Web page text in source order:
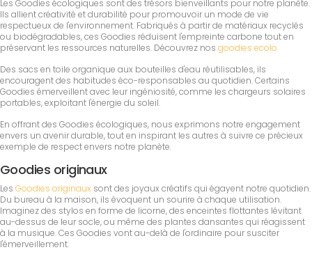
Les Goodies écologiques sont des trésors bienveillants pour notre planète.
Ils allient créativité et durabilité pour promouvoir un mode de vie
respectueux de l'environnement. Fabriqués à partir de matériaux recyclés
ou biodégradables, ces Goodies réduisent l'empreinte carbone tout en
préservant les ressources naturelles. Découvrez nos goodies ecolo
Des sacs en toile organique aux bouteilles d'eau réutilisables, ils
encouragent des habitudes éco-responsables au quotidien. Certains
Goodies émerveillent avec leur ingéniosité, comme les chargeurs solaires
portables, exploitant l'énergie du soleil.
En offrant des Goodies écologiques, nous exprimons notre engagement
envers un avenir durable, tout en inspirant les autres à suivre ce précieux
exemple de respect envers notre planète.
Goodies originaux
Les Goodies originaux sont des joyaux créatifs qui égayent notre quotidien.
Du bureau à la maison, ils évoquent un sourire à chaque utilisation.
Imaginez des stylos en forme de licorne, des enceintes flottantes lévitant
au-dessus de leur socle, ou même des plantes dansantes qui réagissent
à la musique. Ces Goodies vont au-delà de l'ordinaire pour susciter
l'émerveillement.